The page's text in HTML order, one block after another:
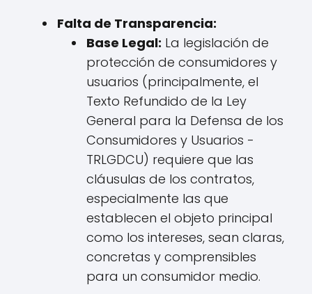
Falta de Transparencia:
Base Legal: La legislación de
protección de consumidores y
usuarios (principalmente, el
Texto Refundido de la Ley
General para la Defensa de los
Consumidores y Usuarios -
TRLGDCU) requiere que las
cláusulas de los contratos,
especialmente las que
establecen el objeto principal
como los intereses, sean claras,
concretas y comprensibles
para un consumidor medio.